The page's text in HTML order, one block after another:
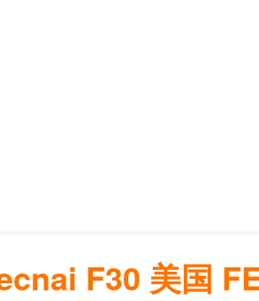
F30 美国